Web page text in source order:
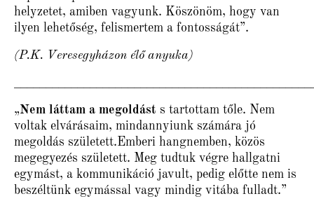
helyzetet, amiben vagyunk. Köszönöm, hogy van
ilyen lehetőség, felismertem a fontosságát”.
(P.K. Veresegyházon élő anyuka)
„Nem láttam a megoldást s tartottam tőle. Nem
voltak elvárásaim, mindannyiunk számára jó
megoldás született.Emberi hangnemben, közös
megegyezés született. Meg tudtuk végre hallgatni
egymást, a kommunikáció javult, pedig előtte nem is
beszéltünk egymással vagy mindig vitába fulladt.”